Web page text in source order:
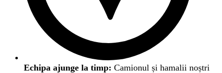
Echipa ajunge la timp: Camionul și hamalii noștri